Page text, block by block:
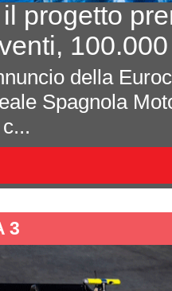
progetto
della
Spagnola
3